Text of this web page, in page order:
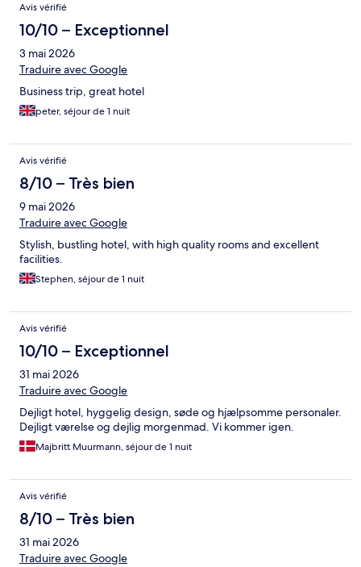
Avis vérifié
10/10 – Exceptionnel
3 mai 2026
Traduire avec Google
Business trip, great hotel
peter, séjour de 1 nuit
Avis vérifié
8/10 – Très bien
9 mai 2026
Traduire avec Google
Stylish, bustling hotel, with high quality rooms and excellent
facilities.
Stephen, séjour de 1 nuit
Avis vérifié
10/10 – Exceptionnel
31 mai 2026
Traduire avec Google
Dejligt hotel, hyggelig design, søde og hjælpsomme personaler.
Dejligt værelse og dejlig morgenmad. Vi kommer igen.
Majbritt Muurmann, séjour de 1 nuit
Avis vérifié
8/10 – Très bien
31 mai 2026
Traduire avec Google